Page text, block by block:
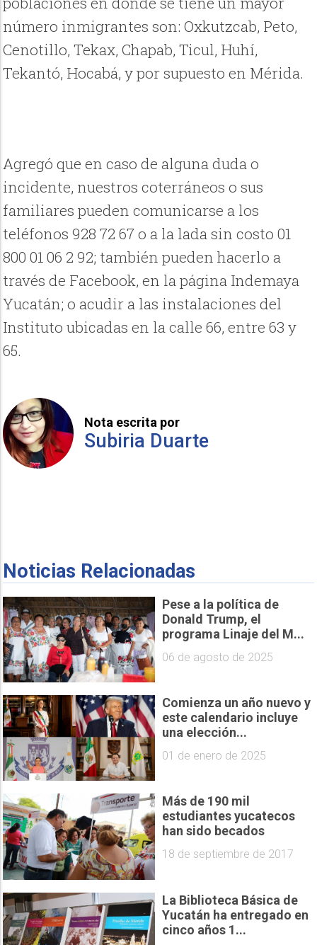
número inmigrantes son: Oxkutzcab, Peto,
Cenotillo, Tekax, Chapab, Ticul, Huhí,
Tekantó, Hocabá, y por supuesto en Mérida.
Agregó que en caso de alguna duda o
incidente, nuestros coterráneos o sus
familiares pueden comunicarse a los
teléfonos 928 72 67 o a la lada sin costo 01
800 01 06 2 92; también pueden hacerlo a
través de Facebook, en la página Indemaya
Yucatán; o acudir a las instalaciones del
Instituto ubicadas en la calle 66, entre 63 y
65.
Nota escrita por
Subiria Duarte
Noticias Relacionadas
Pese a la política de
Donald Trump, el
programa Linaje del M...
06 de agosto de 2025
Comienza un año nuevo y
este calendario incluye
una elección...
01 de enero de 2025
Más de 190 mil
estudiantes yucatecos
han sido becados
18 de septiembre de 2017
La Biblioteca Básica de
Yucatán ha entregado en
cinco años 1...